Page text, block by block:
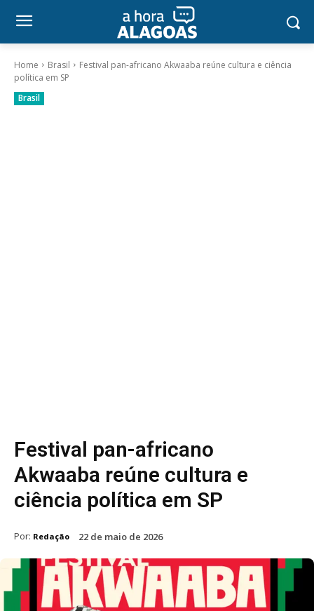
Home Brasil
Festival pan-africano Akwaaba reúne cultura e ciência
política em SP
Brasil
Festival pan-africano
Akwaaba reúne cultura e
ciência política em SP
Por: Redação 22 de maio de 2026